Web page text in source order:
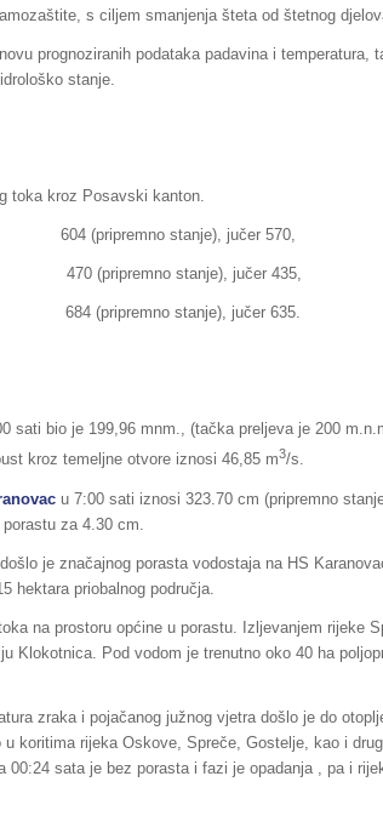
s ciljem smanjenja šteta od štetnog
prognoziranih podataka padavina i temperatura,
stanje.
toka kroz Posavski kanton.
(pripremno stanje), jučer 570,
(pripremno stanje), jučer 435,
stanje), jučer 635.
sati bio je 199,96 mnm., (tačka preljeva je 200
kroz temeljne otvore iznosi 46,85 m3/s.
u 7:00 sati iznosi 323.70 cm (pripremno
za 4.30 cm.
je značajnog porasta vodostaja na HS
hektara priobalnog područja.
na prostoru općine u porastu. Izljevanjem rijeke
Klokotnica. Pod vodom je trenutno oko 40 ha
zraka i pojačanog južnog vjetra došlo je do
koritima rijeka Oskove, Spreče, Gostelje, kao i
00:24 sata je bez porasta i fazi je opadanja , pa i